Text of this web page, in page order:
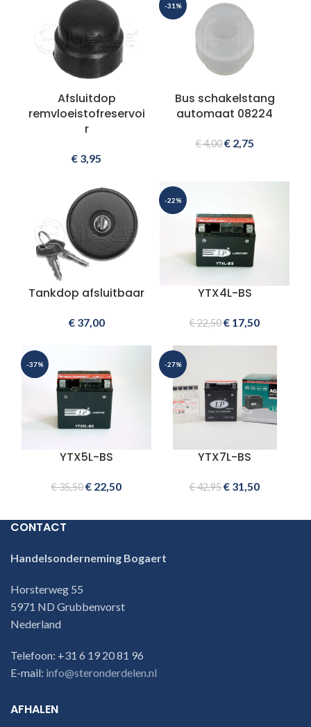
Afsluitdop
remvloeistofreservoi
r
€ 3,95
-31%
Bus schakelstang
automaat 08224
€4,00 €2,75
Tankdop afsluitbaar
€37,00
-22%
YTX4L-BS
€22,50€ 17,50
-37%
YTX5L-BS
€35,50€ 22,50
-27%
YTX7L-BS
€42,95€ 31,50
CONTACT
Handelsonderneming Bogaert
Horsterweg 55
5971 ND Grubbenvorst
Nederland
Telefoon: +31 6 19 20 81 96
E-mail: info@steronderdelen.nl
AFHALEN